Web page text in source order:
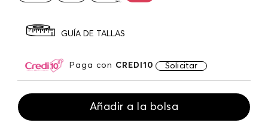
GUÍA DE TALLAS
Paga con CREDI10 Solicitar
Añadir a la bolsa